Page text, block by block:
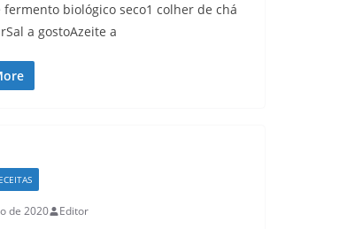
fermento biológico seco1 colher de chá
a gostoAzeite a
de 2020 Editor